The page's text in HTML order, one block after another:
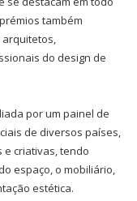
também
do design de
por um painel de
de diversos países,
criativas, tendo
espaço, o mobiliário,
estética.